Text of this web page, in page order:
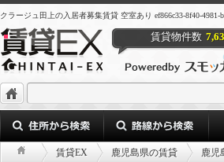
クラージュ田上の入居者募集賃貸 空室あり ef866c33-8f40-4981-
賃貸物件数
賃貸EX 鹿児島県の賃貸 鹿児